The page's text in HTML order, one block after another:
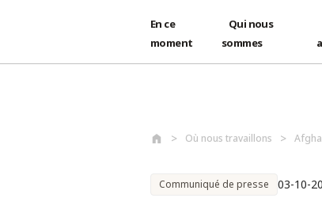
En ce
moment
Qui nous
sommes
Où nous travaillons
Communiqué de presse 03-10-